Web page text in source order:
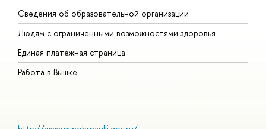
Сведения об образовательной организации
Людям с ограниченными возможностями здоровья
Единая платежная страница
Работа в Вышке